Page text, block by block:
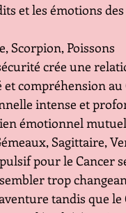
et les émotions
Scorpion, Poissons
crée une
compréhension au
intense et
émotionnel
Sagittaire,
pour le Cancer
trop
tandis que